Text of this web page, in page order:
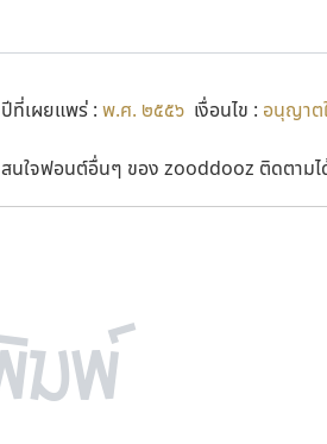
ปีที่เผยแพร่ : พ.ศ. ๒๕๕๖ เงื่อนไข : อนุญาต
สนใจฟอนต์อื่นๆ ของ zooddooz ติดตามไ